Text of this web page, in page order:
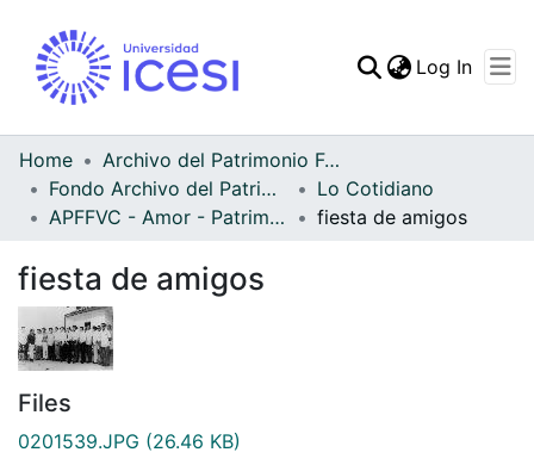
Statistics
Log In
Home
Archivo del Patrimonio Fotográfico y Fílmico del Valle del Cauca
Fondo Archivo del Patrimonio Fotográfico y Fílmico del Valle del Cauca
Lo Cotidiano
APFFVC - Amor - Patrimonial
fiesta de amigos
fiesta de amigos
Files
0201539.JPG (26.46 KB)